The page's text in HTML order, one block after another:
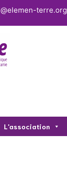
terre.org
L'association